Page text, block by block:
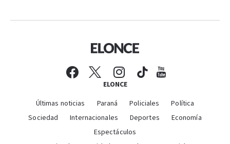
ELONCE
Últimas noticias Paraná Policiales
Política
Sociedad
Internacionales Deportes
Economía
Espectáculos